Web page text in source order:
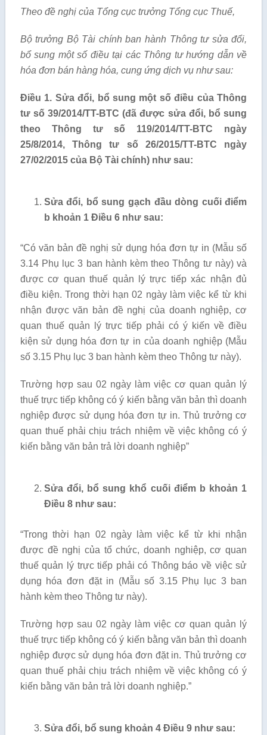
Theo đề nghị của Tổng cục trưởng Tổng cục Thuế,
Bộ trưởng Bộ Tài chính ban hành Thông tư sửa đổi,
bổ sung một số điều tại các Thông tư hướng dẫn về
hóa đơn bán hàng hóa, cung ứng dịch vụ như sau:
Điều 1. Sửa đổi, bổ sung một số điều của Thông
tư số 39/2014/TT-BTC (đã được sửa đổi, bổ sung
theo Thông tư số 119/2014/TT-BTC ngày
25/8/2014, Thông tư số 26/2015/TT-BTC ngày
27/02/2015 của Bộ Tài chính) như sau:
Sửa đổi, bổ sung gạch đầu dòng cuối điểm
b khoản 1 Điều 6 như sau:
“Có văn bản đề nghị sử dụng hóa đơn tự in (Mẫu số
3.14 Phụ lục 3 ban hành kèm theo Thông tư này) và
được cơ quan thuế quản lý trực tiếp xác nhận đủ
điều kiện. Trong thời hạn 02 ngày làm việc kể từ khi
nhận được văn bản đề nghị của doanh nghiệp, cơ
quan thuế quản lý trực tiếp phải có ý kiến về điều
kiện sử dụng hóa đơn tự in của doanh nghiệp (Mẫu
số 3.15 Phụ lục 3 ban hành kèm theo Thông tư này).
Trường hợp sau 02 ngày làm việc cơ quan quản lý
thuế trực tiếp không có ý kiến bằng văn bản thì doanh
nghiệp được sử dụng hóa đơn tự in. Thủ trưởng cơ
quan thuế phải chịu trách nhiệm về việc không có ý
kiến bằng văn bản trả lời doanh nghiệp”
Sửa đổi, bổ sung khổ cuối điểm b khoản 1
Điều 8 như sau:
“Trong thời hạn 02 ngày làm việc kể từ khi nhận
được đề nghị của tổ chức, doanh nghiệp, cơ quan
thuế quản lý trực tiếp phải có Thông báo về việc sử
dụng hóa đơn đặt in (Mẫu số 3.15 Phụ lục 3 ban
hành kèm theo Thông tư này).
Trường hợp sau 02 ngày làm việc cơ quan quản lý
thuế trực tiếp không có ý kiến bằng văn bản thì doanh
nghiệp được sử dụng hóa đơn đặt in. Thủ trưởng cơ
quan thuế phải chịu trách nhiệm về việc không có ý
kiến bằng văn bản trả lời doanh nghiệp.”
Sửa đổi, bổ sung khoản 4 Điều 9 như sau: